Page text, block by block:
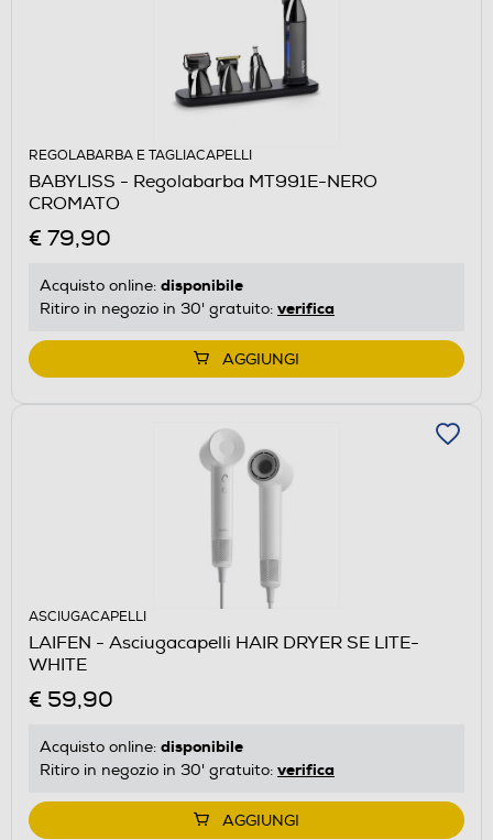
REGOLABARBA E TAGLIACAPELLI
BABYLISS - Regolabarba MT991E-NERO
CROMATO
€ 79,90
Acquisto online: disponibile
Ritiro in negozio in 30' gratuito: verifica
AGGIUNGI
ASCIUGACAPELLI
LAIFEN - Asciugacapelli HAIR DRYER SE LITE-
WHITE
€ 59,90
Acquisto online: disponibile
Ritiro in negozio in 30' gratuito: verifica
AGGIUNGI